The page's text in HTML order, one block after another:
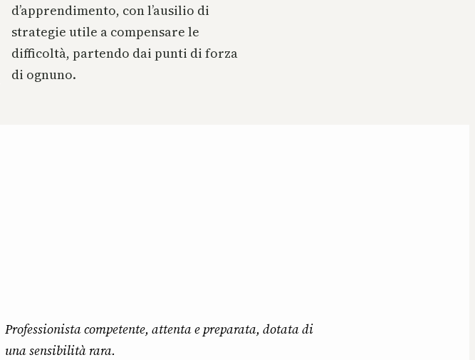
d’apprendimento, con l’ausilio di
strategie utile a compensare le
difficoltà, partendo dai punti di forza
di ognuno.
Professionista competente, attenta e preparata, dotata di
una sensibilità rara.